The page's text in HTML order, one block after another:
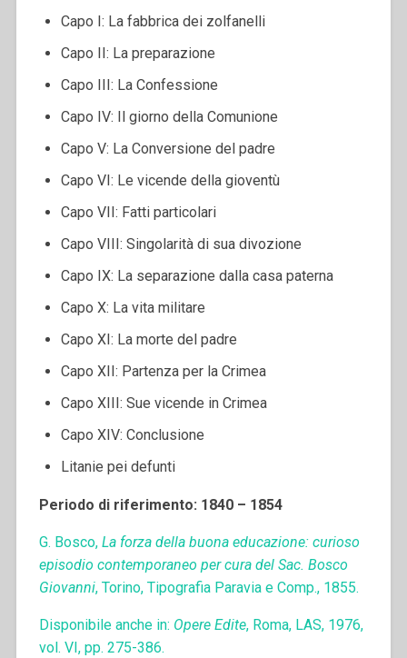
Capo I: La fabbrica dei zolfanelli
Capo II: La preparazione
Capo III: La Confessione
Capo IV: Il giorno della Comunione
Capo V: La Conversione del padre
Capo VI: Le vicende della gioventù
Capo VII: Fatti particolari
Capo VIII: Singolarità di sua divozione
Capo IX: La separazione dalla casa paterna
Capo X: La vita militare
Capo XI: La morte del padre
Capo XII: Partenza per la Crimea
Capo XIII: Sue vicende in Crimea
Capo XIV: Conclusione
Litanie pei defunti
Periodo di riferimento: 1840 – 1854
G. Bosco, La forza della buona educazione: curioso
episodio contemporaneo per cura del Sac. Bosco
Giovanni, Torino, Tipografia Paravia e Comp., 1855.
Disponibile anche in: Opere Edite, Roma, LAS, 1976,
vol. VI, pp. 275-386.